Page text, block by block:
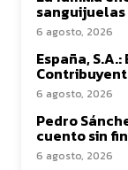
6 agosto, 2026
España,
6 agosto, 2026
Pedro
cuento sin
6 agosto, 2026